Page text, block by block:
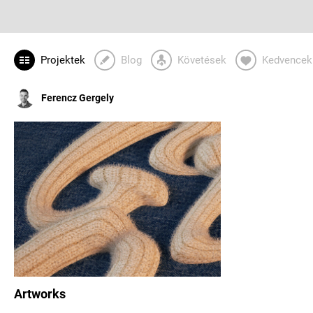
Projektek Blog Követések Kedvencek
Ferencz Gergely
Artworks